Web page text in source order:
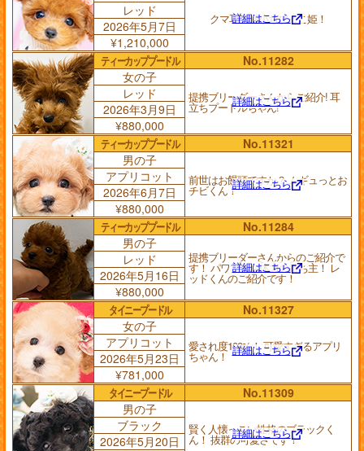
クマ耳の極小ちびっこ姫！
詳細はこちら
レッド
2026年5月7日
¥1,210,000
ティーカッププードル
No.11282
女の子
提携ブリーダーさんからご紹介! 耳
立ちプードルちゃん!
詳細はこちら
レッド
2026年3月9日
¥880,000
ティーカッププードル
No.11321
男の子
前世はお饅頭ですか？ ムギュっとお
チビくん！詳細はこちら
アプリコット
2026年6月7日
¥880,000
ティーカッププードル
No.11284
男の子
提携ブリーダーさんからのご紹介で
す！ パワフルな体力の持ち主！ レ
ッドくんのご紹介です！
詳細はこちら
レッド
2026年5月16日
¥880,000
タイニープードル
No.11327
女の子
愛され度100%！ 可愛すぎるアプリ
ちゃん！ 詳細はこちら
アプリコット
2026年5月23日
¥781,000
タイニープードル
No.11309
男の子
賢く人懐っこい性格のブラックく
ん！ 抜群の可愛さです！
詳細はこちら
ブラック
2026年5月20日